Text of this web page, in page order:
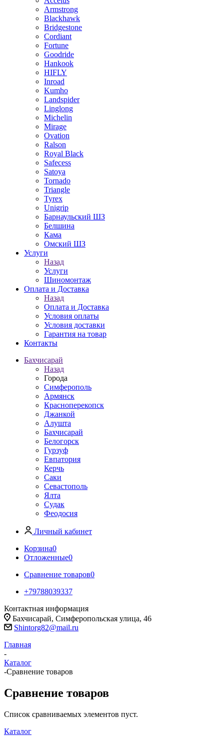
Armstrong
Blackhawk
Bridgestone
Cordiant
Fortune
Goodride
Hankook
HIFLY
Inroad
Kumho
Landspider
Linglong
Michelin
Mirage
Ovation
Ralson
Royal Black
Safecess
Satoya
Tornado
Triangle
Tyrex
Unigrip
Барнаульский ШЗ
Белшина
Кама
Омский ШЗ
Услуги
Назад
Услуги
Шиномонтаж
Оплата и Доставка
Назад
Оплата и Доставка
Условия оплаты
Условия доставки
Гарантия на товар
Контакты
Бахчисарай
Назад
Города
Симферополь
Армянск
Красноперекопск
Джанкой
Алушта
Бахчисарай
Белогорск
Гурзуф
Евпатория
Керчь
Саки
Севастополь
Ялта
Судак
Феодосия
Личный кабинет
Корзина0
Отложенные0
Сравнение товаров0
+79788039337
Контактная информация
Бахчисарай, Симферопольская улица, 46
Shintorg82@mail.ru
Главная
-
Каталог
-Сравнение товаров
Сравнение товаров
Список сравниваемых элементов пуст.
Каталог